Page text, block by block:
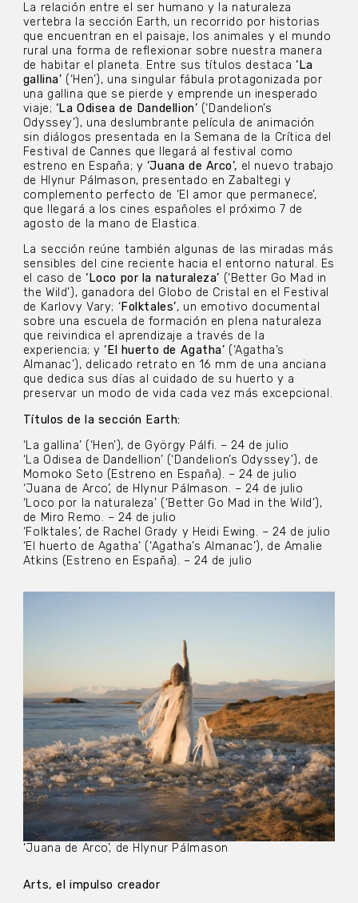
La relación entre el ser humano y la naturaleza
vertebra la sección Earth, un recorrido por historias
que encuentran en el paisaje, los animales y el mundo
rural una forma de reflexionar sobre nuestra manera
de habitar el planeta. Entre sus títulos destaca‘La
gallina’ (‘Hen’), una singular fábula protagonizada por
una gallina que se pierde y emprende un inesperado
viaje; ‘La Odisea de Dandellion’ (‘Dandelion’s
Odyssey’), una deslumbrante película de animación
sin diálogos presentada en la Semana de la Crítica del
Festival de Cannes que llegará al festival como
estreno en España; y ‘Juana de Arco’, el nuevo trabajo
de Hlynur Pálmason, presentado en Zabaltegi y
complemento perfecto de ‘El amor que permanece’,
que llegará a los cines españoles el próximo 7 de
agosto de la mano de Elastica.
La sección reúne también algunas de las miradas más
sensibles del cine reciente hacia el entorno natural. Es
el caso de‘Loco por la naturaleza’ (‘Better Go Mad in
the Wild’), ganadora del Globo de Cristal en el Festival
de Karlovy Vary; ‘Folktales’, un emotivo documental
sobre una escuela de formación en plena naturaleza
que reivindica el aprendizaje a través de la
experiencia; y‘El huerto de Agatha’ (‘Agatha’s
Almanac’), delicado retrato en 16 mm de una anciana
que dedica sus días al cuidado de su huerto y a
preservar un modo de vida cada vez más excepcional.
Títulos de la sección Earth:
‘La gallina’ (‘Hen’), de György Pálfi. – 24 de julio
‘La Odisea de Dandellion’ (‘Dandelion’s Odyssey’), de
Momoko Seto (Estreno en España). – 24 de julio
‘Juana de Arco’, de Hlynur Pálmason. – 24 de julio
‘Loco por la naturaleza’ (‘Better Go Mad in the Wild’),
de Miro Remo. – 24 de julio
‘Folktales’, de Rachel Grady y Heidi Ewing. – 24 de julio
‘El huerto de Agatha’ (‘Agatha’s Almanac’), de Amalie
Atkins (Estreno en España). – 24 de julio
‘Juana de Arco’, de Hlynur Pálmason
Arts, el impulso creador